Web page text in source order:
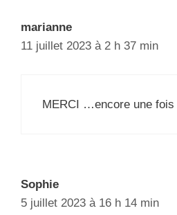
marianne
11 juillet 2023 à 2 h 37 min
MERCI …encore une fois
Sophie
5 juillet 2023 à 16 h 14 min